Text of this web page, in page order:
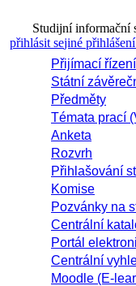
Studijní informační
přihlásit sejiné přihlášení
Přijímací řízení
Státní
Předměty
Témata prací
Anketa
Rozvrh
Přihlašování
Komise
Pozvánky na
Centrální
Portál
Centrální
Moodle (E-